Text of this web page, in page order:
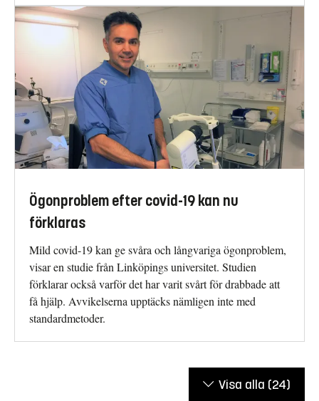
Ögonproblem efter covid-19 kan nu
förklaras
Mild covid-19 kan ge svåra och långvariga ögonproblem,
visar en studie från Linköpings universitet. Studien
förklarar också varför det har varit svårt för drabbade att
få hjälp. Avvikelserna upptäcks nämligen inte med
standardmetoder.
Visa alla (24)